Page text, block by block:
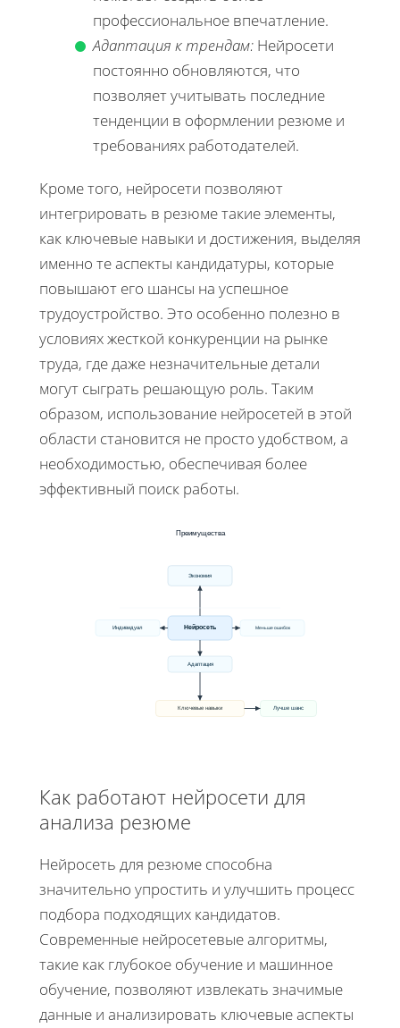
профессиональное впечатление.
Адаптация к трендам: Нейросети
постоянно обновляются, что
позволяет учитывать последние
тенденции в оформлении резюме и
требованиях работодателей.
Кроме того, нейросети позволяют
интегрировать в резюме такие элементы,
как ключевые навыки и достижения, выделяя
именно те аспекты кандидатуры, которые
повышают его шансы на успешное
трудоустройство. Это особенно полезно в
условиях жесткой конкуренции на рынке
труда, где даже незначительные детали
могут сыграть решающую роль. Таким
образом, использование нейросетей в этой
области становится не просто удобством, а
необходимостью, обеспечивая более
эффективный поиск работы.
Преимущества
Экономия
Индивидуал Меньше ошибок
Нейросеть
Адаптация
Ключевые навыки Лучше шанс
Как работают нейросети для
анализа резюме
Нейросеть для резюме способна
значительно упростить и улучшить процесс
подбора подходящих кандидатов.
Современные нейросетевые алгоритмы,
такие как глубокое обучение и машинное
обучение, позволяют извлекать значимые
данные и анализировать ключевые аспекты